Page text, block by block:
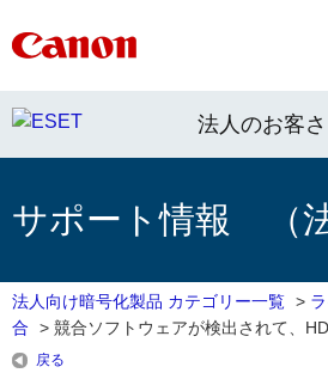
法人のお客さ
サポート情報 （
法人向け暗号化製品 カテゴリー一覧 >
合
> 競合ソフトウェアが検出されて、
戻る